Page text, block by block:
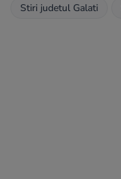
Stiri judetul Galati